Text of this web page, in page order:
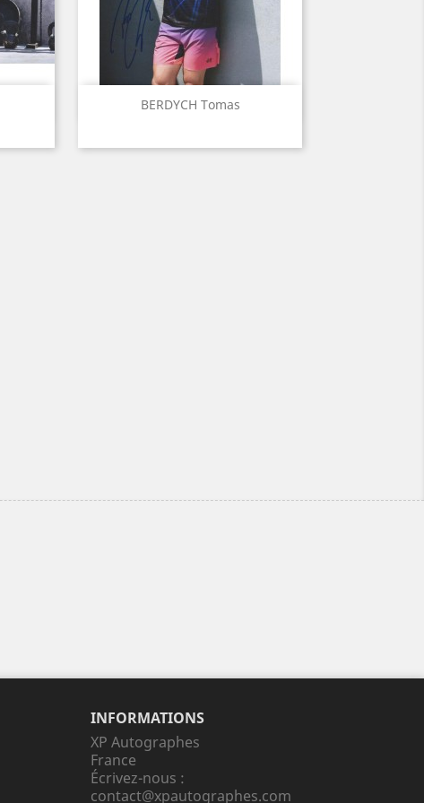
BERDYCH Tomas
Aperçu rapide
INFORMATIONS
XP Autographes
France
Écrivez-nous :
contact@xpautographes.com